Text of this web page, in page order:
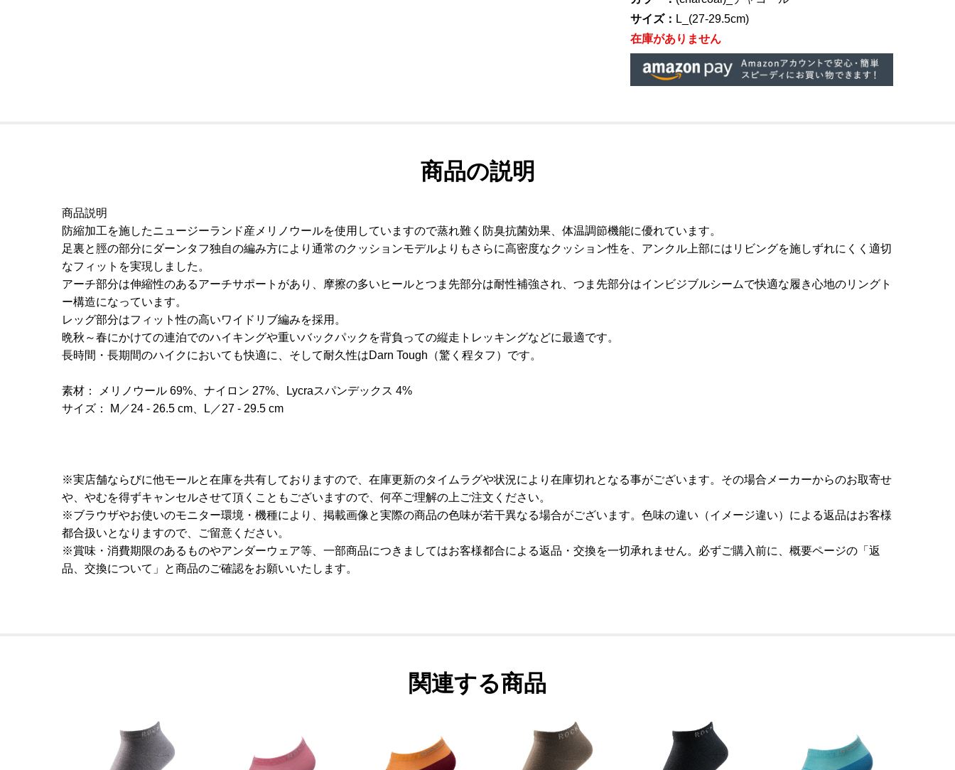
サイズ： L_(27-29.5cm)
在庫がありません
商品の説明
商品説明
防縮加工を施したニュージーランド産メリノウールを使用していますので蒸れ難く防臭抗菌効果、体温調節機能に優れています。
足裏と脛の部分にダーンタフ独自の編み方により通常のクッションモデルよりもさらに高密度なクッション性を、アンクル上部にはリビングを施しずれにくく適切
なフィットを実現しました。
アーチ部分は伸縮性のあるアーチサポートがあり、摩擦の多いヒールとつま先部分は耐性補強され、つま先部分はインビジブルシームで快適な履き心地のリングト
ー構造になっています。
レッグ部分はフィット性の高いワイドリブ編みを採用。
晩秋～春にかけての連泊でのハイキングや重いバックパックを背負っての縦走トレッキングなどに最適です。
長時間・長期間のハイクにおいても快適に、そして耐久性はDarn Tough（驚く程タフ）です。
素材： メリノウール 69%、ナイロン 27%、Lycraスパンデックス 4%
サイズ： M／24 - 26.5 cm、L／27 - 29.5 cm
※実店舗ならびに他モールと在庫を共有しておりますので、在庫更新のタイムラグや状況により在庫切れとなる事がございます。その場合メーカーからのお取寄せ
や、やむを得ずキャンセルさせて頂くこともございますので、何卒ご理解の上ご注文ください。
※ブラウザやお使いのモニター環境・機種により、掲載画像と実際の商品の色味が若干異なる場合がございます。色味の違い（イメージ違い）による返品はお客様
都合扱いとなりますので、ご留意ください。
※賞味・消費期限のあるものやアンダーウェア等、一部商品につきましてはお客様都合による返品・交換を一切承れません。必ずご購入前に、概要ページの「返
品、交換について」と商品のご確認をお願いいたします。
関連する商品